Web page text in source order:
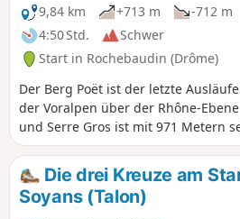
9,84 km
+713 m
-712 m
4:50 Std.
Schwer
Start in Rochebaudin (Drôme)
Der Berg Poët ist der letzte
der Voralpen über der Rhône-Ebene
und Serre Gros ist mit 971 Metern
höchster Punkt. Achtung: sehr
Aufstieg im Felskamin (nicht bei
feuchtem Wetter begehen).
Die drei Kreuze am
Soyans (Talon)